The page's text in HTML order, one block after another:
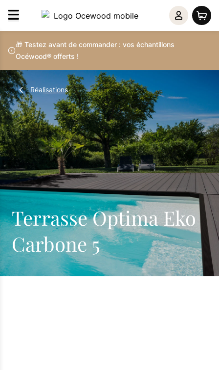
🎁 Testez avant de commander : vos échantillons
Océwood® offerts !
Réalisations
Terrasse Optima Eko
Carbone 5